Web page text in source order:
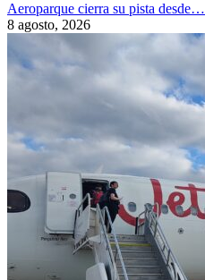
Aeroparque cierra su pista desde…
8 agosto, 2026